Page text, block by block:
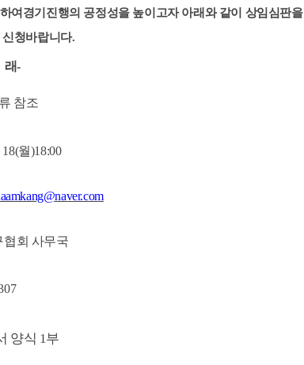
여 경기진행의 공정성을 높이고자 아래와 같이 상임심판을
청바랍니다.
-
참조
월)18:00
협회 사무국
양식 1부